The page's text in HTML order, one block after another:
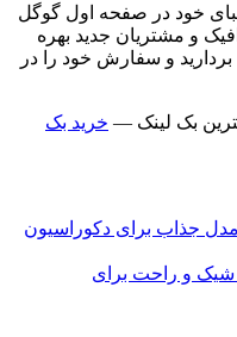
خود در صفحه اول گوگل
و مشتریان جدید بهره
و سفارش خود را در
بک لینک — خرید بک
مبلمان کرمی ترند و شیک؛ ۱۵ مدل جذاب برای دکوراسیون
پینترستی؛ ۱۵ مدل شیک و راحت برای